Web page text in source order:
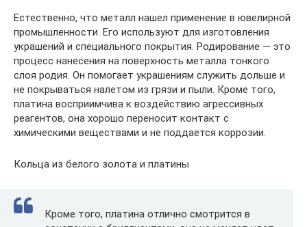
Естественно, что металл нашел применение в ювелирной
промышленности. Его используют для изготовления
украшений и специального покрытия. Родирование — это
процесс нанесения на поверхность металла тонкого
слоя родия. Он помогает украшениям служить дольше и
не покрываться налетом из грязи и пыли. Кроме того,
платина восприимчива к воздействию агрессивных
реагентов, она хорошо переносит контакт с
химическими веществами и не поддается коррозии.
Кольца из белого золота и платины
Кроме того, платина отлично смотрится в